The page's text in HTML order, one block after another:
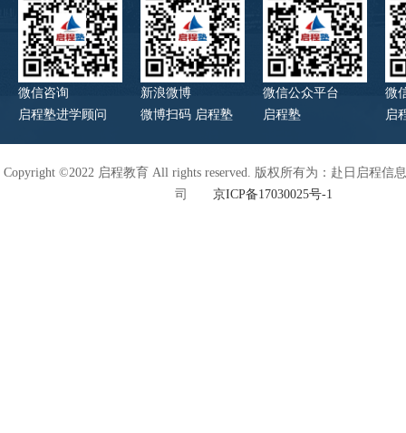
微信咨询
启程塾进学顾问
新浪微博
微博扫码 启程塾
微信公众平台
启程塾
微
启
Copyright ©2022 启程教育 All rights reserved. 版权所有为：赴日启程信
司 京ICP备17030025号-1